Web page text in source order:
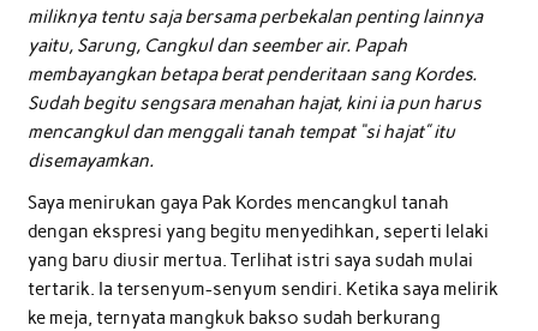
miliknya tentu saja bersama perbekalan penting lainnya
yaitu, Sarung, Cangkul dan seember air. Papah
membayangkan betapa berat penderitaan sang Kordes.
Sudah begitu sengsara menahan hajat, kini ia pun harus
mencangkul dan menggali tanah tempat “si hajat” itu
disemayamkan.
Saya menirukan gaya Pak Kordes mencangkul tanah
dengan ekspresi yang begitu menyedihkan, seperti lelaki
yang baru diusir mertua. Terlihat istri saya sudah mulai
tertarik. Ia tersenyum-senyum sendiri. Ketika saya melirik
ke meja, ternyata mangkuk bakso sudah berkurang